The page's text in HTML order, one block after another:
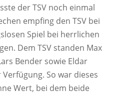
der TSV noch einmal
empfing den TSV bei
Spiel bei herrlichen
Dem TSV standen Max
Bender sowie Eldar
So war dieses
Wert, bei dem beide